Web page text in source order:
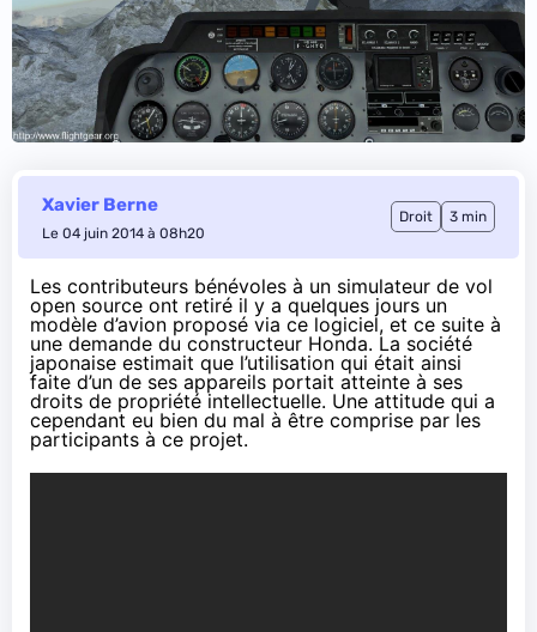
Xavier Berne
Le 04 juin 2014 à 08h20
Droit 3 min
Les contributeurs bénévoles à un simulateur de vol
open source ont retiré il y a quelques jours un
modèle d’avion proposé via ce logiciel, et ce suite à
une demande du constructeur Honda. La société
japonaise estimait que l’utilisation qui était ainsi
faite d’un de ses appareils portait atteinte à ses
droits de propriété intellectuelle. Une attitude qui a
cependant eu bien du mal à être comprise par les
participants à ce projet.